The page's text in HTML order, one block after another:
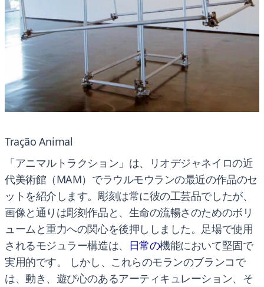
Tração Animal
「アニマルトラクション」は、リオデジャネイロの近
代美術館（MAM）でラウルモウランの最近の作品のセ
ットを紹介します。彫刻は常に彼の工芸品でしたが、
画像と通りは彫刻作品と、生命の流暢さのためのボリ
ュームと重力への関心を後押ししました。足場で使用
されるモジュラー構造は、 日常の機能において堅固で
実用的です。 しかし、これらのモランのブランコで
は、動き、遊び心のあるアーティキュレーション、そ